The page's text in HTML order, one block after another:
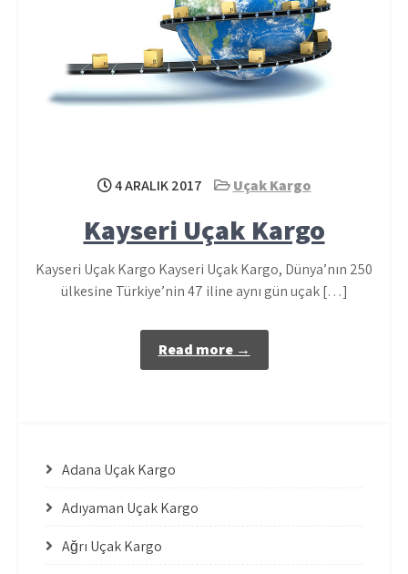
4 ARALIK 2017 Uçak Kargo
Kayseri Uçak Kargo
Kayseri Uçak Kargo Kayseri Uçak Kargo, Dünya’nın 250
ülkesine Türkiye’nin 47 iline aynı gün uçak […]
Read more →
Adana Uçak Kargo
Adıyaman Uçak Kargo
Ağrı Uçak Kargo